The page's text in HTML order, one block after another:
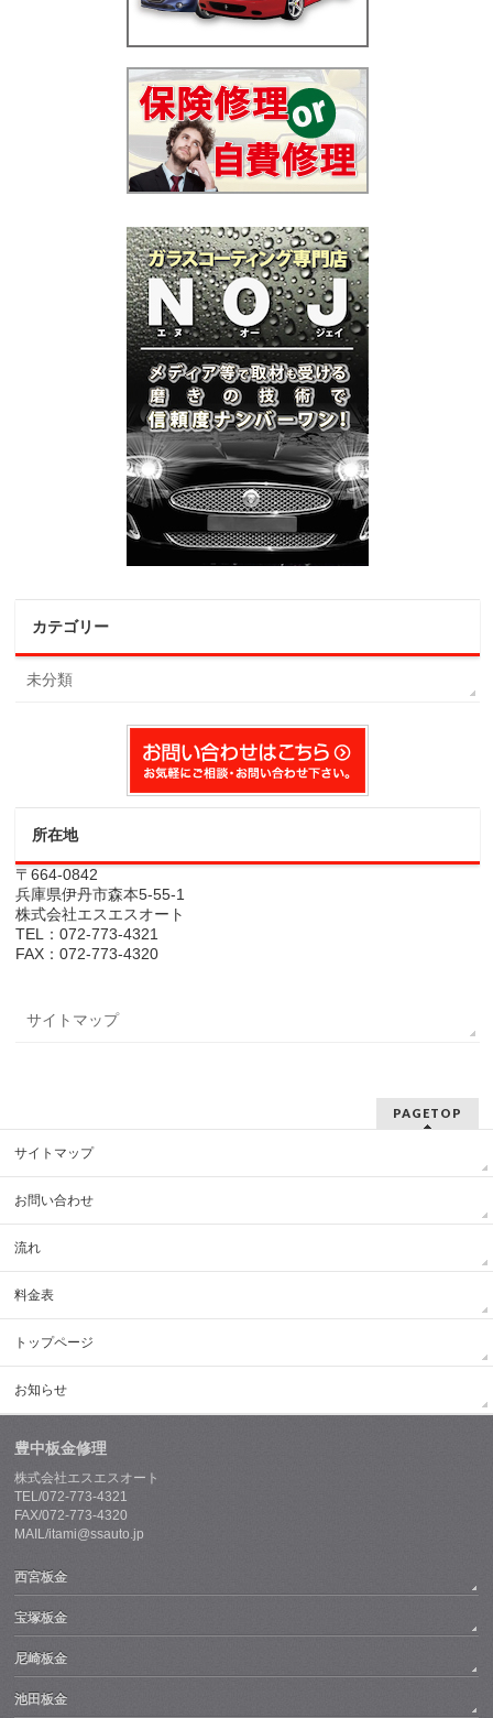
カテゴリー
未分類
所在地
〒664-0842
兵庫県伊丹市森本5-55-1
株式会社エスエスオート
TEL：072-773-4321
FAX：072-773-4320
サイトマップ
PAGETOP
サイトマップ
お問い合わせ
流れ
料金表
トップページ
お知らせ
豊中板金修理
株式会社エスエスオート
TEL/072-773-4321
FAX/072-773-4320
MAIL/itami@ssauto.jp
西宮板金
宝塚板金
尼崎板金
池田板金